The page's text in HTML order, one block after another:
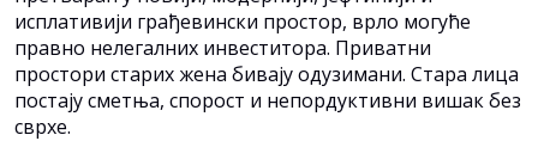
исплативији грађевински простор, врло могуће
правно нелегалних инвеститора. Приватни
простори старих жена бивају одузимани. Стара лица
постају сметња, спорост и непордуктивни вишак без
сврхе.